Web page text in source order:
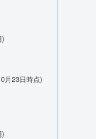
)
月23日時点)
)